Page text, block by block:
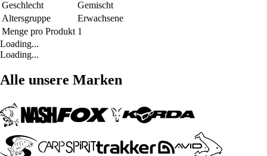
Geschlecht
Gemischt
Altersgruppe
Erwachsene
Menge pro Produkt 1
Loading...
Loading...
Alle unsere Marken